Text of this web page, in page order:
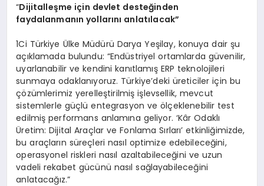
“Dijitalleşme için devlet desteğinden
faydalanmanın yollarını anlatılacak”
1Ci Türkiye Ülke Müdürü Darya Yeşilay, konuya dair şu
açıklamada bulundu: “Endüstriyel ortamlarda güvenilir,
uyarlanabilir ve kendini kanıtlamış ERP teknolojileri
sunmaya odaklanıyoruz. Türkiye’deki üreticiler için bu
çözümlerimiz yerelleştirilmiş işlevsellik, mevcut
sistemlerle güçlü entegrasyon ve ölçeklenebilir test
edilmiş performans anlamına geliyor. ‘Kâr Odaklı
Üretim: Dijital Araçlar ve Fonlama Sırları’ etkinliğimizde,
bu araçların süreçleri nasıl optimize edebileceğini,
operasyonel riskleri nasıl azaltabileceğini ve uzun
vadeli rekabet gücünü nasıl sağlayabileceğini
anlatacağız.”